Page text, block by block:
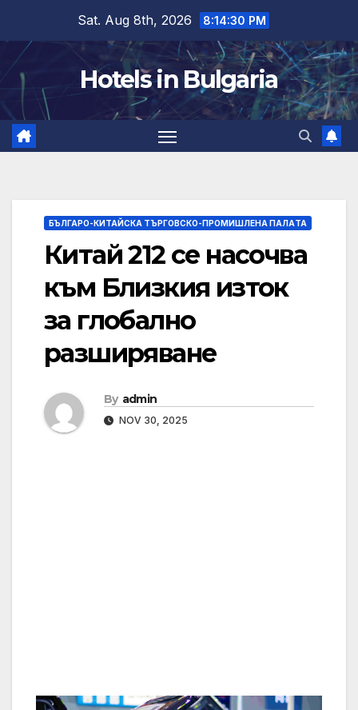
content
Sat. Aug 8th, 2026 8:14:31 PM
Hotels in Bulgaria
БЪЛГАРО-КИТАЙСКА ТЪРГОВСКО-ПРОМИШЛЕНА ПАЛAТА
Китай 212 се насочва
към Близкия изток
за глобално
разширяване
By admin
NOV 30, 2025